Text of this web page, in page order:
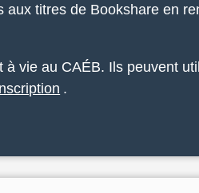
aux titres de Bookshare en
vie au CAÉB. Ils peuvent
.